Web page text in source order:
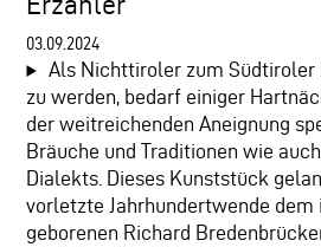
03.09.2024
Als Nichttiroler zum Südtiroler
zu werden, bedarf einiger
der weitreichenden Aneignung
Bräuche und Traditionen wie
Dialekts. Dieses Kunststück
vorletzte Jahrhundertwende dem
geborenen Richard